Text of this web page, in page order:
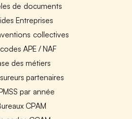
de documents
Entreprises
collectives
APE / NAF
des métiers
partenaires
par année
CPAM